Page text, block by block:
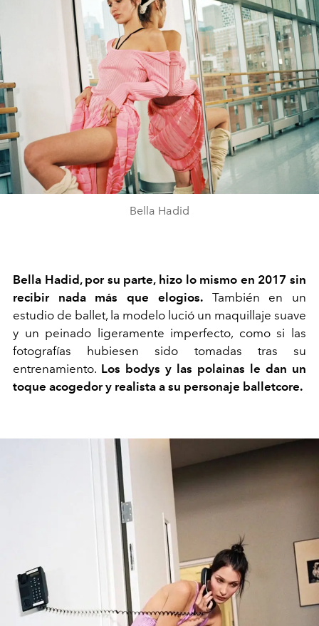
Bella Hadid
Bella Hadid, por su parte, hizo lo mismo en 2017 sin
recibir nada más que elogios.También en un
estudio de ballet, la modelo lució un maquillaje suave
y un peinado ligeramente imperfecto, como si las
fotografías hubiesen sido tomadas tras su
entrenamiento. Los bodys y las polainas le dan un
toque acogedor y realista a su personaje balletcore.